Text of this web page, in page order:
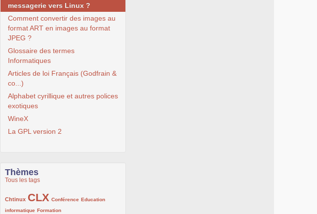
messagerie vers Linux ?
Comment convertir des images au
format ART en images au format
JPEG ?
Glossaire des termes
Informatiques
Articles de loi Français (Godfrain &
co...)
Alphabet cyrillique et autres polices
exotiques
WineX
La GPL version 2
Thèmes
Tous les tags
Chtinux
222/1002CLX
1002/1002 Conférence
132/1002
Education
informatique
119/1002 Formation
168/1002